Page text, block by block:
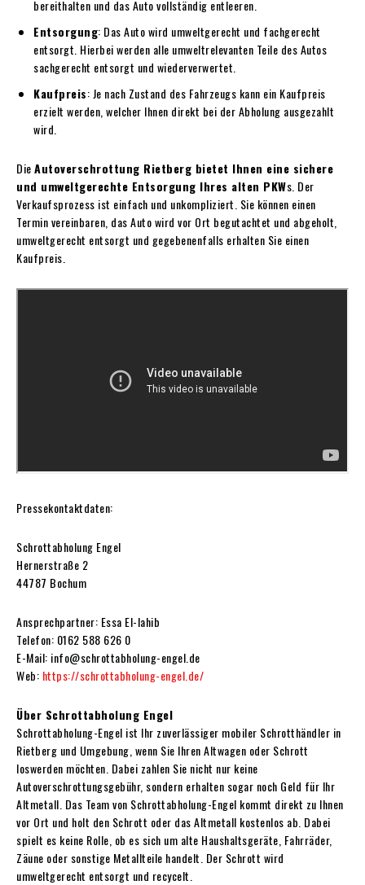
bereithalten und das Auto vollständig entleeren.
Entsorgung: Das Auto wird umweltgerecht und fachgerecht
entsorgt. Hierbei werden alle umweltrelevanten Teile des Autos
sachgerecht entsorgt und wiederverwertet.
Kaufpreis: Je nach Zustand des Fahrzeugs kann ein Kaufpreis
erzielt werden, welcher Ihnen direkt bei der Abholung ausgezahlt
wird.
DieAutoverschrottung Rietberg bietet Ihnen eine sichere
und umweltgerechte Entsorgung Ihres alten PKWs. Der
Verkaufsprozess ist einfach und unkompliziert. Sie können einen
Termin vereinbaren, das Auto wird vor Ort begutachtet und abgeholt,
umweltgerecht entsorgt und gegebenenfalls erhalten Sie einen
Kaufpreis.
Pressekontaktdaten:
Schrottabholung Engel
Hernerstraße 2
44787 Bochum
Ansprechpartner: Essa El-lahib
Telefon: 0162 588 626 0
E-Mail: info@schrottabholung-engel.de
Web: https://schrottabholung-engel.de/
Über Schrottabholung Engel
Schrottabholung-Engel ist Ihr zuverlässiger mobiler Schrotthändler in
Rietberg und Umgebung, wenn Sie Ihren Altwagen oder Schrott
loswerden möchten. Dabei zahlen Sie nicht nur keine
Autoverschrottungsgebühr, sondern erhalten sogar noch Geld für Ihr
Altmetall. Das Team von Schrottabholung-Engel kommt direkt zu Ihnen
vor Ort und holt den Schrott oder das Altmetall kostenlos ab. Dabei
spielt es keine Rolle, ob es sich um alte Haushaltsgeräte, Fahrräder,
Zäune oder sonstige Metallteile handelt. Der Schrott wird
umweltgerecht entsorgt und recycelt.